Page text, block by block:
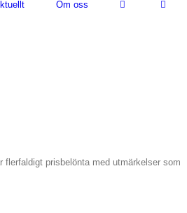
Om oss
prisbelönta med utmärkelser som